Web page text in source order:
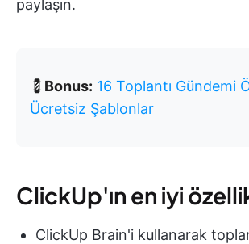
paylaşın.
💈 Bonus: 16 Toplantı Gündemi
Ücretsiz Şablonlar
ClickUp'ın en iyi
ClickUp Brain'i kullanarak